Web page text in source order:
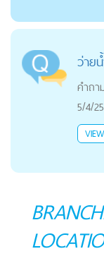
ว่าย
คำถา
5/4/